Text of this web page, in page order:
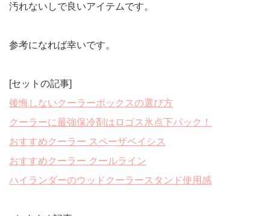
汚れないしで良いアイテムです。
参考になれば幸いです。
[セットの記事]
後悔しないクーラーボックスの選び方
クーラーに最強保冷剤はロゴス氷点下パック！
おすすめクーラー スペーザベイシス
おすすめクーラー クールライン
ハイランダーのウッドクーラースタンド使用感